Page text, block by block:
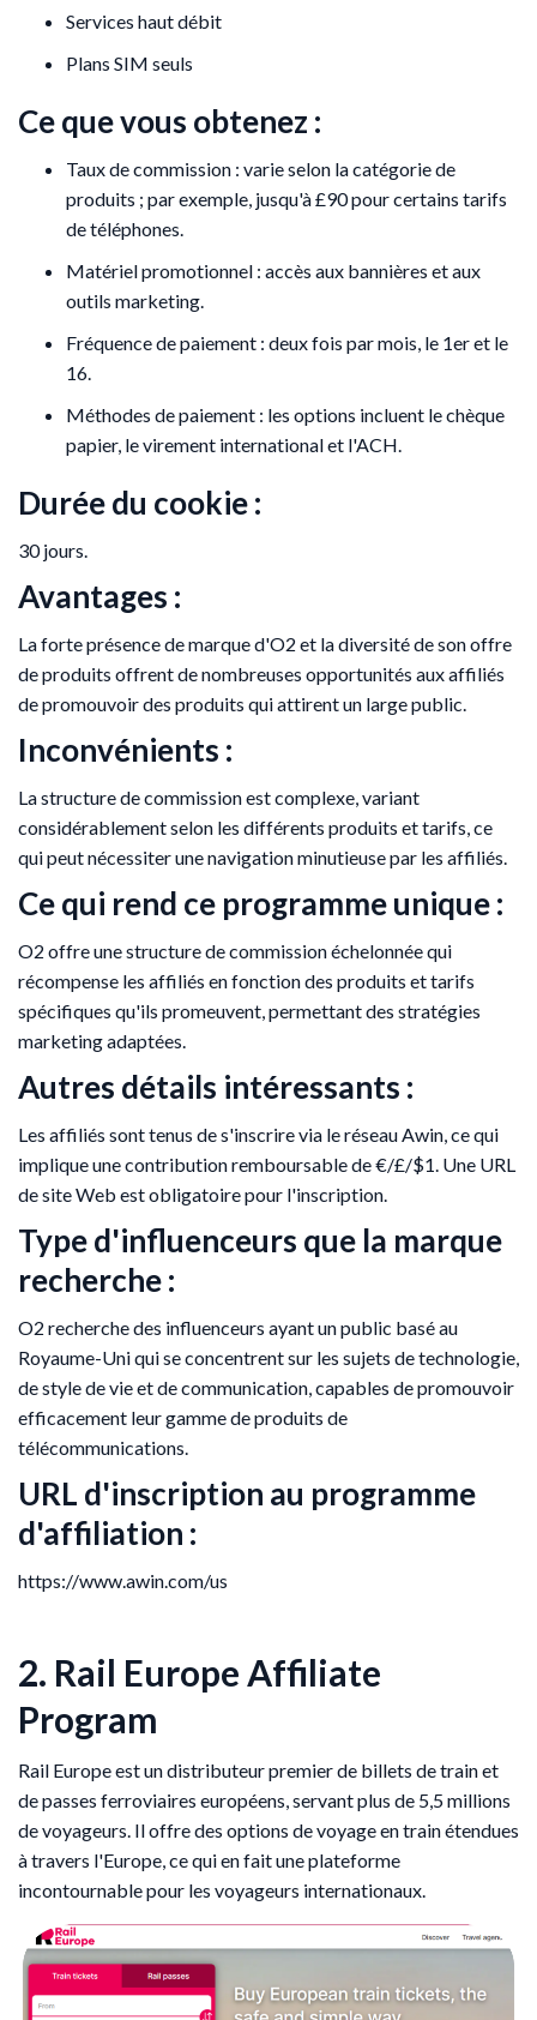
Services haut débit
Plans SIM seuls
Ce que vous obtenez :
Taux de commission : varie selon la catégorie de
produits ; par exemple, jusqu'à £90 pour certains tarifs
de téléphones.
Matériel promotionnel : accès aux bannières et aux
outils marketing.
Fréquence de paiement : deux fois par mois, le 1er et le
16.
Méthodes de paiement : les options incluent le chèque
papier, le virement international et l'ACH.
Durée du cookie :
30 jours.
Avantages :
La forte présence de marque d'O2 et la diversité de son offre
de produits offrent de nombreuses opportunités aux affiliés
de promouvoir des produits qui attirent un large public.
Inconvénients :
La structure de commission est complexe, variant
considérablement selon les différents produits et tarifs, ce
qui peut nécessiter une navigation minutieuse par les affiliés.
Ce qui rend ce programme unique :
O2 offre une structure de commission échelonnée qui
récompense les affiliés en fonction des produits et tarifs
spécifiques qu'ils promeuvent, permettant des stratégies
marketing adaptées.
Autres détails intéressants :
Les affiliés sont tenus de s'inscrire via le réseau Awin, ce qui
implique une contribution remboursable de €/£/$1. Une URL
de site Web est obligatoire pour l'inscription.
Type d'influenceurs que la marque
recherche :
O2 recherche des influenceurs ayant un public basé au
Royaume-Uni qui se concentrent sur les sujets de technologie,
de style de vie et de communication, capables de promouvoir
efficacement leur gamme de produits de
télécommunications.
URL d'inscription au programme
d'affiliation :
https://www.awin.com/us
2. Rail Europe Affiliate
Program
Rail Europe est un distributeur premier de billets de train et
de passes ferroviaires européens, servant plus de 5,5 millions
de voyageurs. Il offre des options de voyage en train étendues
à travers l'Europe, ce qui en fait une plateforme
incontournable pour les voyageurs internationaux.